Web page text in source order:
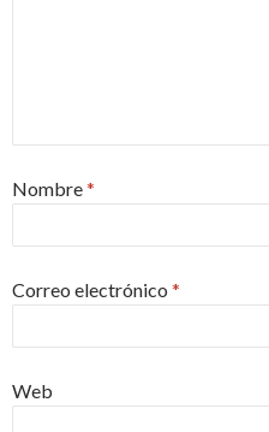
Nombre*
Correo electrónico *
Web